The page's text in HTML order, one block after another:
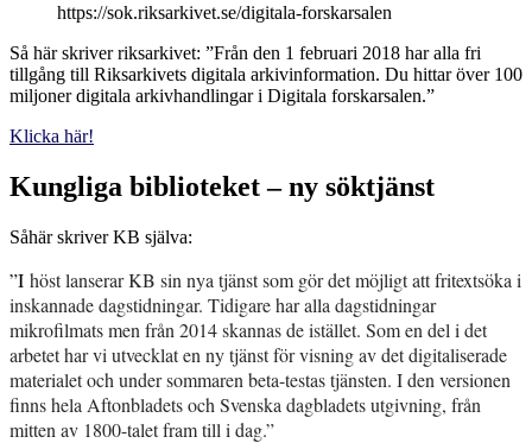
https://sok.riksarkivet.se/digitala-forskarsalen
Så här skriver riksarkivet: ”Från den 1 februari 2018 har alla fri
tillgång till Riksarkivets digitala arkivinformation. Du hittar över 100
miljoner digitala arkivhandlingar i Digitala forskarsalen.”
Klicka här!
Kungliga biblioteket – ny söktjänst
Såhär skriver KB själva:
”I höst lanserar KB sin nya tjänst som gör det möjligt att fritextsöka i
inskannade dagstidningar. Tidigare har alla dagstidningar
mikrofilmats men från 2014 skannas de istället. Som en del i det
arbetet har vi utvecklat en ny tjänst för visning av det digitaliserade
materialet och under sommaren beta-testas tjänsten. I den versionen
finns hela Aftonbladets och Svenska dagbladets utgivning, från
mitten av 1800-talet fram till i dag.”